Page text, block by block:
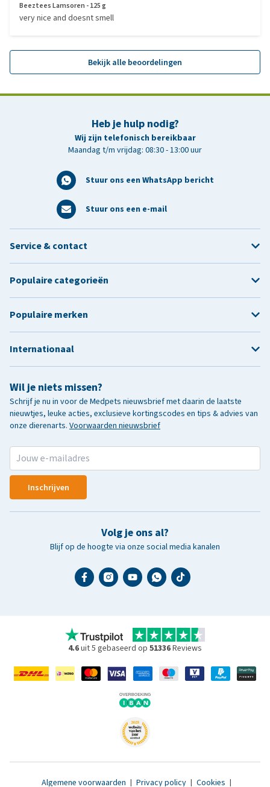
Beeztees Lamsoren - 125 g
very nice and doesnt smell
Bekijk alle beoordelingen
Heb je hulp nodig?
Wij zijn telefonisch bereikbaar
Maandag t/m vrijdag: 08:30 - 13:00 uur
Stuur ons een WhatsApp bericht
Stuur ons een e-mail
Wil je niets missen?
Schrijf je nu in voor de Medpets nieuwsbrief met daarin de laatste
nieuwtjes, leuke acties, exclusieve kortingscodes en tips & advies van
onze dierenarts. Voorwaarden nieuwsbrief
Inschrijven
Volg je ons al?
Blijf op de hoogte via onze social media kanalen
Service & contact
Populaire categorieën
Populaire merken
Internationaal
4.6uit 5 gebaseerd op 51336Reviews
Algemene voorwaarden | Privacy policy | Cookies |